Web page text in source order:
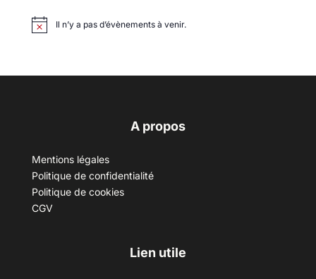
Il n’y a pas d’évènements à venir.
A propos
Mentions légales
Politique de confidentialité
Politique de cookies
CGV
Lien utile